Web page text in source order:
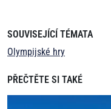
SOUVISEJÍCÍ TÉMATA
Olympijské hry
PŘEČTĚTE SI TAKÉ